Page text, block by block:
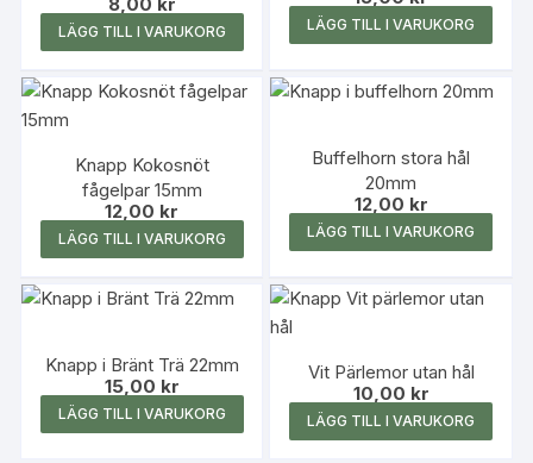
LÄGG TILL I VARUKORG LÄGG TILL I VARUKORG
Knapp Kokosnöt
fågelpar 15mm
12,00 kr
LÄGG TILL I VARUKORG
Buffelhorn stora hål
20mm
12,00 kr
LÄGG TILL I VARUKORG
Knapp i Bränt Trä 22mm
15,00 kr
LÄGG TILL I VARUKORG
Vit Pärlemor utan hål
10,00 kr
LÄGG TILL I VARUKORG